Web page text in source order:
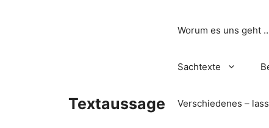
Textaussage
Worum es uns geht
Sachtexte
Verschiedenes –